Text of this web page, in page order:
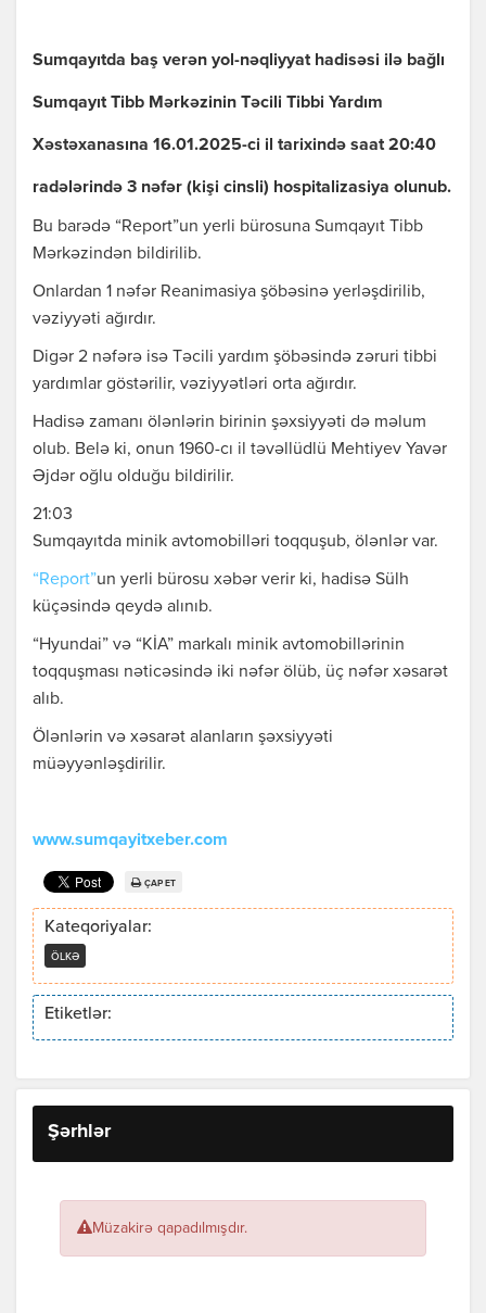
Sumqayıtda baş verən yol-nəqliyyat hadisəsi ilə bağlı
Sumqayıt Tibb Mərkəzinin Təcili Tibbi Yardım
Xəstəxanasına 16.01.2025-ci il tarixində saat 20:40
radələrində 3 nəfər (kişi cinsli) hospitalizasiya olunub.
Bu barədə “Report”un yerli bürosuna Sumqayıt Tibb
Mərkəzindən bildirilib.
Onlardan 1 nəfər Reanimasiya şöbəsinə yerləşdirilib,
vəziyyəti ağırdır.
Digər 2 nəfərə isə Təcili yardım şöbəsində zəruri tibbi
yardımlar göstərilir, vəziyyətləri orta ağırdır.
Hadisə zamanı ölənlərin birinin şəxsiyyəti də məlum
olub. Belə ki, onun 1960-cı il təvəllüdlü Mehtiyev Yavər
Əjdər oğlu olduğu bildirilir.
21:03
Sumqayıtda minik avtomobilləri toqquşub, ölənlər var.
“Report”un yerli bürosu xəbər verir ki, hadisə Sülh
küçəsində qeydə alınıb.
“Hyundai” və “KİA” markalı minik avtomobillərinin
toqquşması nəticəsində iki nəfər ölüb, üç nəfər xəsarət
alıb.
Ölənlərin və xəsarət alanların şəxsiyyəti
müəyyənləşdirilir.
www.sumqayitxeber.com
ÇAP ET
Kateqoriyalar:
ÖLKƏ
Etiketlər:
Şərhlər
Müzakirə qapadılmışdır.